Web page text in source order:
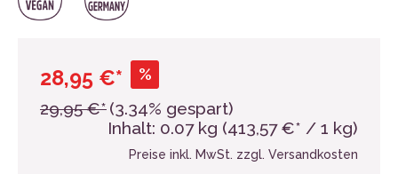
28,95 €* %
29,95 €*(3.34% gespart)
Inhalt: 0.07 kg (413,57 €* / 1 kg)
Preise inkl. MwSt. zzgl. Versandkosten